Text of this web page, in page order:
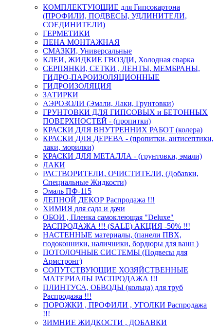
КОМПЛЕКТУЮЩИЕ для Гипсокартона
(ПРОФИЛИ, ПОДВЕСЫ, УДЛИНИТЕЛИ,
СОЕДИНИТЕЛИ)
ГЕРМЕТИКИ
ПЕНА МОНТАЖНАЯ
СМАЗКИ, Универсальные
КЛЕИ, ЖИДКИЕ ГВОЗДИ, Холодная сварка
СЕРПЯНКИ, СЕТКИ , ЛЕНТЫ, МЕМБРАНЫ,
ГИДРО-ПАРОИЗОЛЯЦИОННЫЕ
ГИДРОИЗОЛЯЦИЯ
ЗАТИРКИ
АЭРОЗОЛИ (Эмали, Лаки, Грунтовки)
ГРУНТОВКИ ДЛЯ ГИПСОВЫХ и БЕТОННЫХ
ПОВЕРХНОСТЕЙ - (пропитки)
КРАСКИ ДЛЯ ВНУТРЕННИХ РАБОТ (колера)
КРАСКИ ДЛЯ ДЕРЕВА - (пропитки, антисептики,
лаки, морилки)
КРАСКИ ДЛЯ МЕТАЛЛА - (грунтовки, эмали)
ЛАКИ
РАСТВОРИТЕЛИ, ОЧИСТИТЕЛИ, (Добавки,
Специальные Жидкости)
Эмаль ПФ-115
ЛЕПНОЙ ДЕКОР Распродажа !!!
ХИМИЯ для сада и дачи
ОБОИ , Пленка самоклеющая "Deluxe"
РАСПРОДАЖА !!! (SALE) АКЦИЯ -50% !!!
НАСТЕННЫЕ материалы, (панели ПВХ,
подоконники, наличники, бордюры для ванн )
ПОТОЛОЧНЫЕ СИСТЕМЫ (Подвесы для
Армстронг)
СОПУТСТВУЮЩИЕ ХОЗЯЙСТВЕННЫЕ
МАТЕРИАЛЫ РАСПРОДАЖА !!!
ПЛИНТУСА, ОБВОДЫ (кольца) для труб
Распродажа !!!
ПОРОЖКИ , ПРОФИЛИ , УГОЛКИ Распродажа
!!!
ЗИМНИЕ ЖИДКОСТИ , ДОБАВКИ